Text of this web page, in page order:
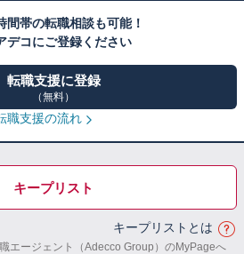
間帯の転職相談も可能！
デコにご登録ください
転職支援に登録
（無料）
職支援の流れ
キープリスト
キープリストとは
エージェント（Adecco Group）のMyPageへ